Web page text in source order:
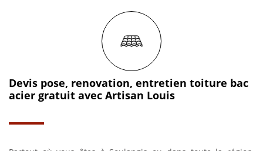
Devis pose, renovation, entretien toiture bac
acier gratuit avec Artisan Louis